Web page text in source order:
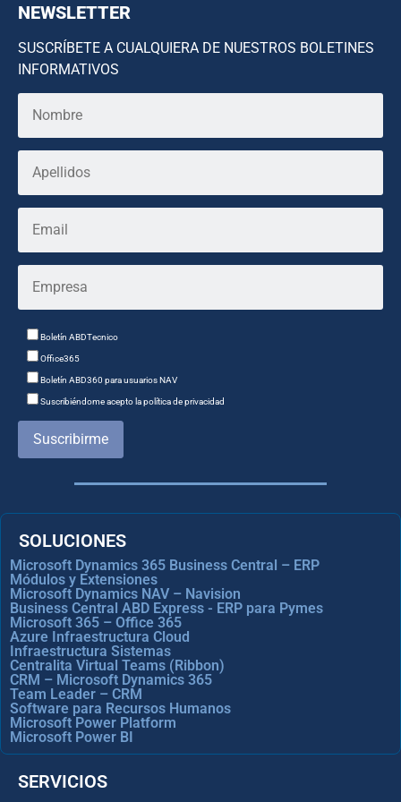
NEWSLETTER
SUSCRÍBETE A CUALQUIERA DE NUESTROS BOLETINES
INFORMATIVOS
Boletín ABDTecnico
Office365
Boletín ABD360 para usuarios NAV
Suscribiéndome acepto la política de privacidad
Suscribirme
SOLUCIONES
Microsoft Dynamics 365 Business Central – ERP
Módulos y Extensiones
Microsoft Dynamics NAV – Navision
Business Central ABD Express - ERP para Pymes
Microsoft 365 – Office 365
Azure Infraestructura Cloud
Infraestructura Sistemas
Centralita Virtual Teams (Ribbon)
CRM – Microsoft Dynamics 365
Team Leader – CRM
Software para Recursos Humanos
Microsoft Power Platform
Microsoft Power BI
SERVICIOS